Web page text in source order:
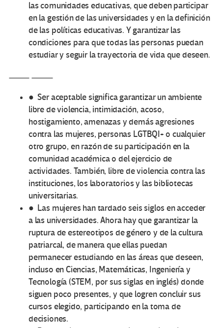
las comunidades educativas, que deben participar
en la gestión de las universidades y en la definición
de las políticas educativas. Y garantizar las
condiciones para que todas las personas puedan
estudiar y seguir la trayectoria de vida que deseen.
● Ser aceptable significa garantizar un ambiente
libre de violencia, intimidación, acoso,
hostigamiento, amenazas y demás agresiones
contra las mujeres, personas LGTBQI+ o cualquier
otro grupo, en razón de su participación en la
comunidad académica o del ejercicio de
actividades. También, libre de violencia contra las
instituciones, los laboratorios y las bibliotecas
universitarias.
● Las mujeres han tardado seis siglos en acceder
a las universidades. Ahora hay que garantizar la
ruptura de estereotipos de género y de la cultura
patriarcal, de manera que ellas puedan
permanecer estudiando en las áreas que deseen,
incluso en Ciencias, Matemáticas, Ingeniería y
Tecnología (STEM, por sus siglas en inglés) donde
siguen poco presentes, y que logren concluir sus
cursos elegido, participando en la toma de
decisiones.